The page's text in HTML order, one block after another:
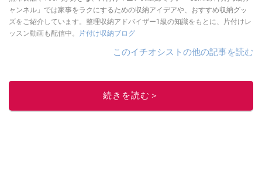
ャンネル」では家事をラクにするための収納アイデアや、おすすめ収納グッ
ズをご紹介しています。整理収納アドバイザー1級の知識をもとに、片付けレ
ッスン動画も配信中。
片付け収納ブログ
このイチオシストの他の記事を読む
続きを読む＞